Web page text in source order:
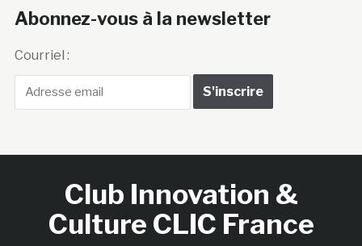
Abonnez-vous à la newsletter
Courriel :
Club Innovation &
Culture CLIC France